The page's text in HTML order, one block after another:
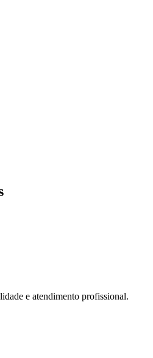
e atendimento profissional.